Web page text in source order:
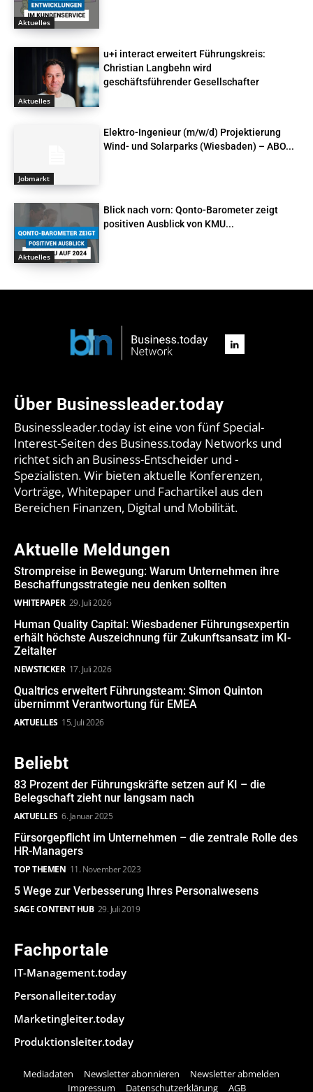
Aktuelles
Aktuelles
u+i interact erweitert Führungskreis:
Christian Langbehn wird
geschäftsführender Gesellschafter
Jobmarkt
Elektro-Ingenieur (m/w/d) Projektierung
Wind- und Solarparks (Wiesbaden) – ABO...
Aktuelles
Blick nach vorn: Qonto-Barometer zeigt
positiven Ausblick von KMU...
Über Businessleader.today
Businessleader.today ist eine von fünf Special-
Interest-Seiten des Business.today Networks und
richtet sich an Business-Entscheider und -
Spezialisten. Wir bieten aktuelle Konferenzen,
Vorträge, Whitepaper und Fachartikel aus den
Bereichen Finanzen, Digital und Mobilität.
Aktuelle Meldungen
Strompreise in Bewegung: Warum Unternehmen ihre
Beschaffungsstrategie neu denken sollten
WHITEPAPER 29. Juli 2026
Human Quality Capital: Wiesbadener Führungsexpertin
erhält höchste Auszeichnung für Zukunftsansatz im KI-
Zeitalter
NEWSTICKER 17. Juli 2026
Qualtrics erweitert Führungsteam: Simon Quinton
übernimmt Verantwortung für EMEA
AKTUELLES 15. Juli 2026
Beliebt
83 Prozent der Führungskräfte setzen auf KI – die
Belegschaft zieht nur langsam nach
AKTUELLES 6. Januar 2025
Fürsorgepflicht im Unternehmen – die zentrale Rolle des
HR-Managers
TOP THEMEN 11. November 2023
5 Wege zur Verbesserung Ihres Personalwesens
SAGE CONTENT HUB 29. Juli 2019
Fachportale
IT-Management.today
Personalleiter.today
Marketingleiter.today
Produktionsleiter.today
Mediadaten Newsletter abonnieren
Newsletter abmelden
Impressum
Datenschutzerklärung AGB